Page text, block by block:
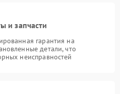
и запчасти
гарантия на
детали, что
неисправностей